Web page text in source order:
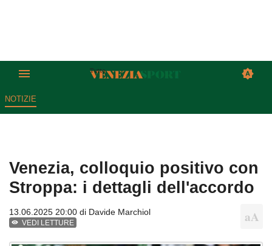
NOTIZIE
Venezia, colloquio positivo con
Stroppa: i dettagli dell'accordo
13.06.2025 20:00 di Davide Marchiol
VEDI LETTURE